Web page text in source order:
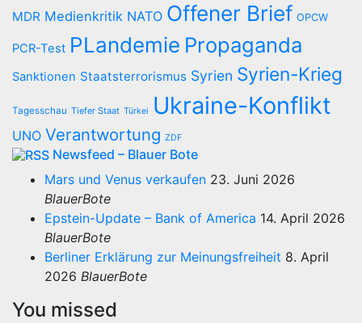
MDR Medienkritik NATO Offener Brief OPCW
PCR-Test PLandemie Propaganda
Sanktionen Staatsterrorismus Syrien Syrien-Krieg
Tagesschau Tiefer Staat Türkei Ukraine-Konflikt
UNO Verantwortung ZDF
Newsfeed – Blauer Bote
Mars und Venus verkaufen 23. Juni 2026
BlauerBote
Epstein-Update – Bank of America 14. April 2026
BlauerBote
Berliner Erklärung zur Meinungsfreiheit 8. April
2026 BlauerBote
You missed